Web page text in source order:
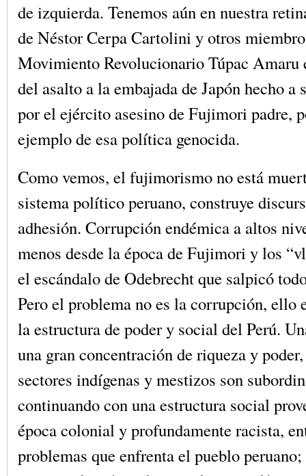
de izquierda. Tenemos aún en nuestra
de Néstor Cerpa Cartolini y otros
Movimiento Revolucionario Túpac Amaru
del asalto a la embajada de Japón hecho a
por el ejército asesino de Fujimori padre,
ejemplo de esa política genocida.
Como vemos, el fujimorismo no está
sistema político peruano, construye
adhesión. Corrupción endémica a altos
menos desde la época de Fujimori y los
el escándalo de Odebrecht que salpicó
Pero el problema no es la corrupción, ello
la estructura de poder y social del Perú.
una gran concentración de riqueza y
sectores indígenas y mestizos son
continuando con una estructura social
época colonial y profundamente racista,
problemas que enfrenta el pueblo